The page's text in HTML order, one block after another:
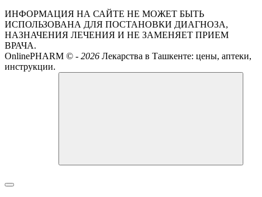
ИНФОРМАЦИЯ НА САЙТЕ НЕ МОЖЕТ БЫТЬ
ИСПОЛЬЗОВАНА ДЛЯ ПОСТАНОВКИ ДИАГНОЗА,
НАЗНАЧЕНИЯ ЛЕЧЕНИЯ И НЕ ЗАМЕНЯЕТ ПРИЕМ
ВРАЧА.
OnlinePHARM © - 2026 Лекарства в Ташкенте: цены, аптеки,
инструкции.